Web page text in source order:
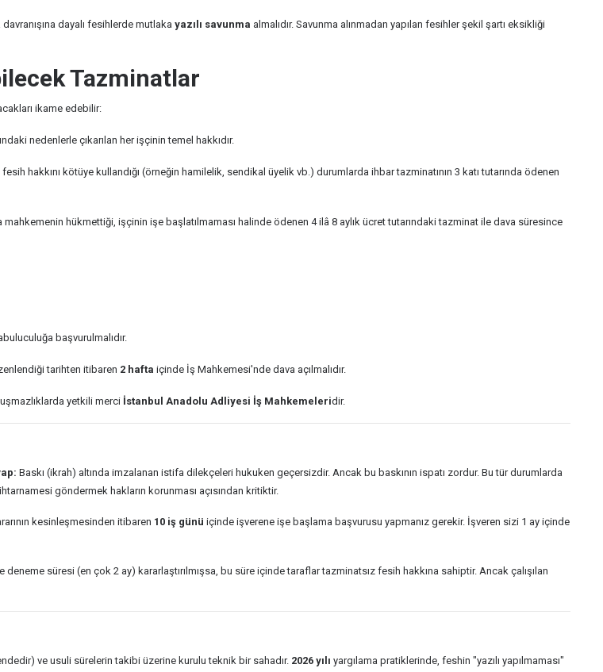
dayalı fesihlerde mutlaka yazılı savunma almalıdır. Savunma alınmadan yapılan fesihler şekil şartı eksikliği
Tazminatlar
ikame edebilir:
nedenlerle çıkarılan her işçinin temel hakkıdır.
hakkını kötüye kullandığı (örneğin hamilelik, sendikal üyelik vb.) durumlarda ihbar tazminatının 3 katı tutarında ödenen
mahkemenin hükmettiği, işçinin işe başlatılmaması halinde ödenen 4 ilâ 8 aylık ücret tutarındaki tazminat ile dava süresince
başvurulmalıdır.
tarihten itibaren 2 hafta içinde İş Mahkemesi'nde dava açılmalıdır.
yetkili merci İstanbul Anadolu Adliyesi İş Mahkemeleridir.
Baskı (ikrah) altında imzalanan istifa dilekçeleri hukuken geçersizdir. Ancak bu baskının ispatı zordur. Bu tür durumlarda
göndermek hakların korunması açısından kritiktir.
kesinleşmesinden itibaren 10 iş günü içinde işverene işe başlama başvurusu yapmanız gerekir. İşveren sizi 1 ay içinde
süresi (en çok 2 ay) kararlaştırılmışsa, bu süre içinde taraflar tazminatsız fesih hakkına sahiptir. Ancak çalışılan
ve usuli sürelerin takibi üzerine kurulu teknik bir sahadır. 2026 yılı yargılama pratiklerinde, feshin "yazılı yapılmaması"